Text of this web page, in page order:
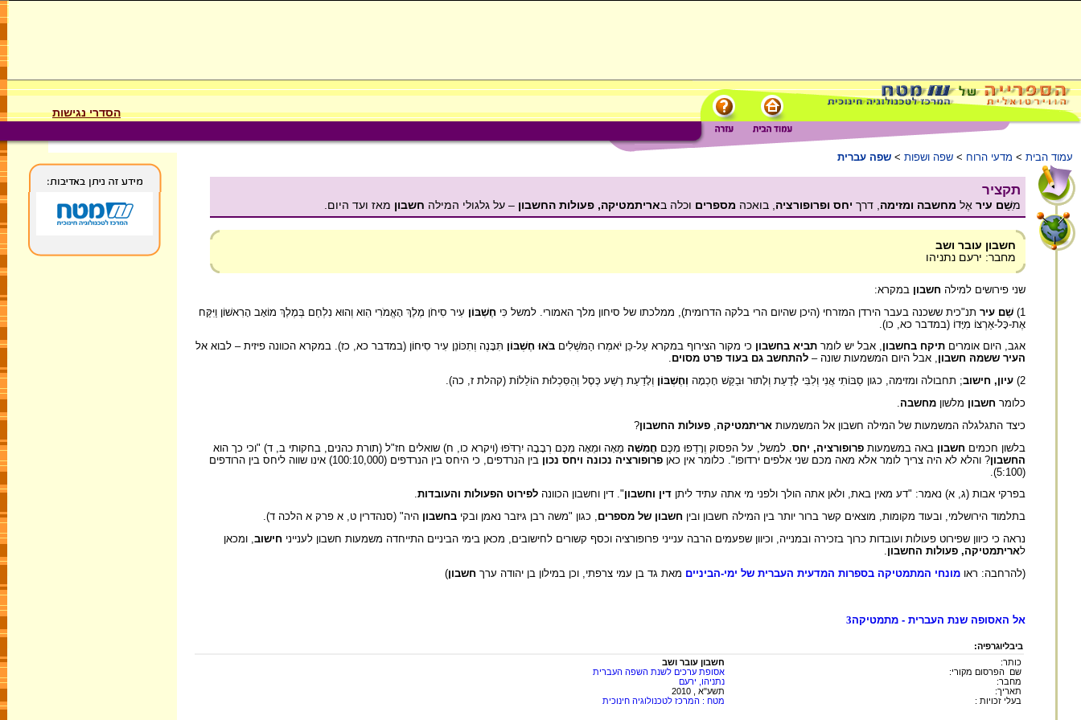
הסדרי נגישות
עמוד הבית > מדעי הרוח > שפה ושפות > שפה עברית
תקציר
מִשֵׁם עיר אֶל מחשבה ומזימה , דרך יחס ופרופורציה , בואכה מספרים וכלה באריתמטיקה, פעולות החשבון – על גלגולי המילה חשבון מאז ועד היום.
חשבון עובר ושב
מחבר: ירעם נתניהו
שני פירושים למילה חשבון במקרא:
1) שֵׁם עיר תנ"כית ששכנה בעבר הירדן המזרחי (היכן שהיום הרי בלקה הדרומית), ממלכתו של סיחון מלך האמורי. למשל כִּי חֶשְׁבּוֹן עִיר סִיחֹן מֶלֶךְ הָאֱמֹרִי הִוא וְהוּא נִלְחַם בְּמֶלֶךְ מוֹאָב הָרִאשׁוֹן וַיִּקַּח
אֶת-כָּל-אַרְצוֹ מִיָּדוֹ (במדבר כא, כו).
אגב, היום אומרים תיקח בחשבון, אבל יש לומר תביא בחשבון כי מקור הצירוף במקרא עַל-כֵּן יֹאמְרוּ הַמֹּשְׁלִים בֹּאוּ חֶשְׁבּוֹן תִּבָּנֶה וְתִכּוֹנֵן עִיר סִיחוֹן (במדבר כא, כז). במקרא הכוונה פיזית – לבוא אל
העיר ששמהּ חשבון, אבל היום המשמעות שונה – להתחשב גם בעוד פרט מסוים.
2) עיון, חישוב; תחבולה ומזימה, כגון סַבּוֹתִי אֲנִי וְלִבִּי לָדַעַת וְלָתוּר וּבַקֵּשׁ חָכְמָה וְחֶשְׁבּוֹן וְלָדַעַת רֶשַׁע כֶּסֶל וְהַסִּכְלוּת הוֹלֵלוֹת (קהלת ז, כה).
כלומר חשבון מלשון מחשבה
כיצד התגלגלה המשמעות של המילה חשבון אל המשמעות אריתמטיקה פעולות החשבון?
בלשון חכמים חשבון באה במשמעות פרופורציה, יחס . למשל, על הפסוק וְרָדְפוּ מִכֶּם חֲמִשָּׁה מֵאָה וּמֵאָה מִכֶּם רְבָבָה יִרְדֹּפוּ (ויקרא כו, ח) שואלים חז"ל (תורת כהנים, בחקותי ב, ד) "וכי כך הוא
החשבון? והלא לא היה צריך לומר אלא מאה מכם שני אלפים ירדופו". כלומר אין כאן פרופורציה נכונה ויחס נכון
בין הנרדפים, כי היחס בין הנרדפים (100:10,000) אינו שווה ליחס בין הרודפים
(5:100).
בפרקי אבות (ג, א) נאמר: "דע מאין באת, ולאן אתה הולך ולפני מי אתה עתיד ליתן דין וחשבון". דין וחשבון הכוונה לפירוט הפעולות והעובדות.
בתלמוד הירושלמי, ובעוד מקומות, מוצאים קשר ברור יותר בין המילה חשבון ובין חשבון של מספרים, כגון "משה רבן גיזבר נאמן ובקי בחשבון היה" (סנהדרין ט, א פרק א הלכה ד).
נראה כי כיוון שפירוט פעולות ועובדות כרוך בזכירה ובמנייה, וכיוון שפעמים הרבה ענייני פרופורציה וכסף קשורים לחישובים, מכאן בימי הביניים התייחדה משמעות חשבון לענייני חישוב , ומכאן
לאריתמטיקה, פעולות החשבון
(להרחבה: ראו מונחי המתמטיקה בספרות המדעית העברית של ימי-הביניים מאת גד בן עמי צרפתי, וכן במילון בן יהודה ערך חשבון)
אל האסופה שנת העברית - מתמטיקה3
ביבליוגרפיה:
כותר:
חשבון עובר ושב
שם הפרסום מקורי:
אסופת ערכים לשנת השפה העברית
מחבר:
נתניהו, ירעם
תאריך:
תשע"א , 2010
בעלי זכויות :
מטח : המרכז לטכנולוגיה חינוכית